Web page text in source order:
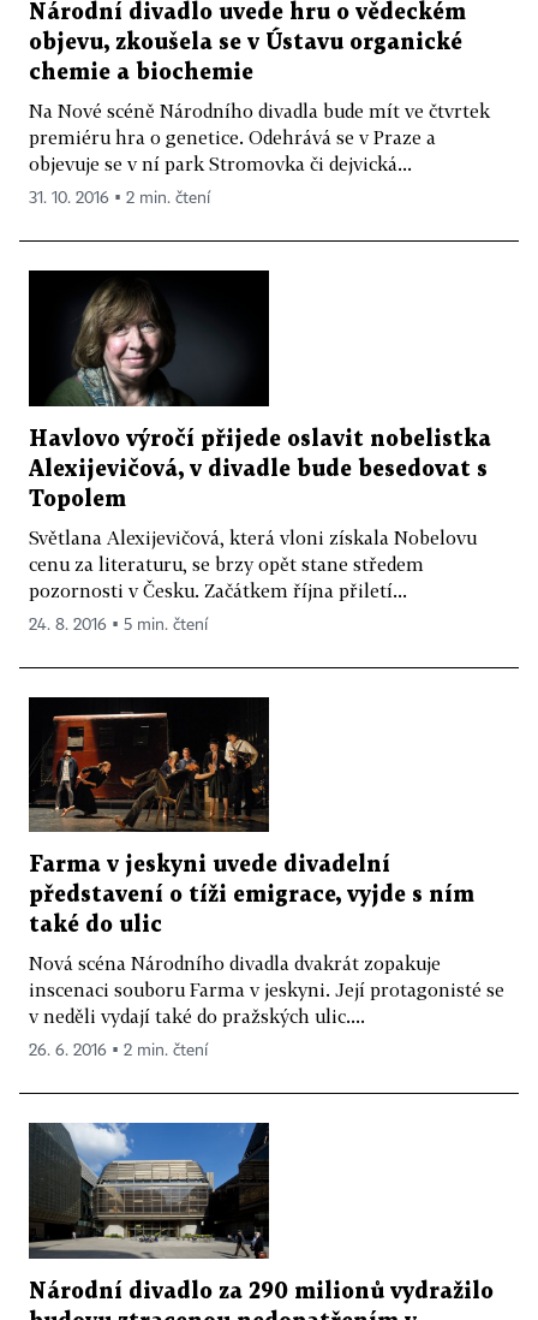
Národní divadlo uvede hru o vědeckém
objevu, zkoušela se v Ústavu organické
chemie a biochemie
Na Nové scéně Národního divadla bude mít ve čtvrtek
premiéru hra o genetice. Odehrává se v Praze a
objevuje se v ní park Stromovka či dejvická...
31. 10. 2016 ▪ 2 min. čtení
Havlovo výročí přijede oslavit nobelistka
Alexijevičová, v divadle bude besedovat s
Topolem
Světlana Alexijevičová, která vloni získala Nobelovu
cenu za literaturu, se brzy opět stane středem
pozornosti v Česku. Začátkem října přiletí...
24. 8. 2016 ▪ 5 min. čtení
Farma v jeskyni uvede divadelní
představení o tíži emigrace, vyjde s ním
také do ulic
Nová scéna Národního divadla dvakrát zopakuje
inscenaci souboru Farma v jeskyni. Její protagonisté se
v neděli vydají také do pražských ulic....
26. 6. 2016 ▪ 2 min. čtení
Národní divadlo za 290 milionů vydražilo